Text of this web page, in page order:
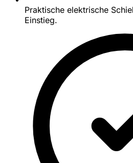
Praktische elektrische
Einstieg.